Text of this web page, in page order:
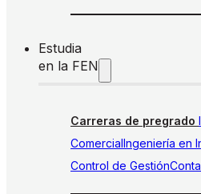
Estudia
en la FEN
Carreras de pregrado
ComercialIngeniería en
Control de Gestión